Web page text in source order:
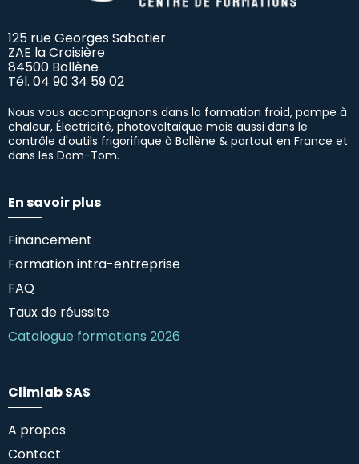
125 rue Georges Sabatier
ZAE la Croisière
84500 Bollène
Tél. 04 90 34 59 02
Nous vous accompagnons dans la formation froid, pompe à
chaleur, Électricité, photovoltaïque mais aussi dans le
contrôle d'outils frigorifique à Bollène & partout en France et
dans les Dom-Tom.
En savoir plus
Financement
Formation intra-entreprise
FAQ
Taux de réussite
Catalogue formations 2026
Climlab SAS
A propos
Contact